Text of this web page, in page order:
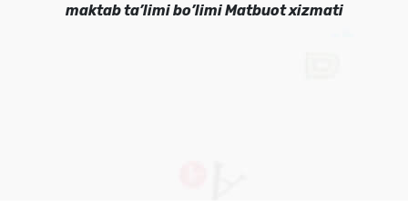
maktab ta’limi bo’limi Matbuot xizmati